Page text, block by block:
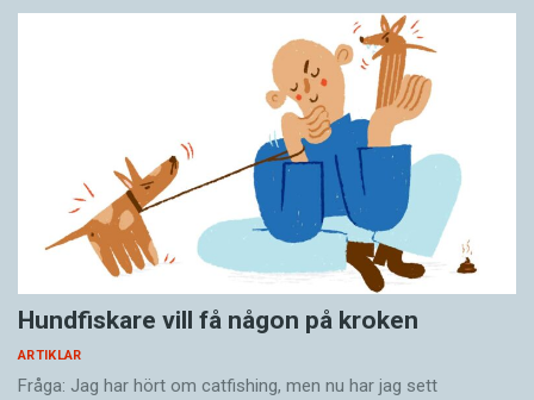
Hundfiskare vill få någon på kroken
ARTIKLAR
Fråga: Jag har hört om catfishing, men nu har jag sett